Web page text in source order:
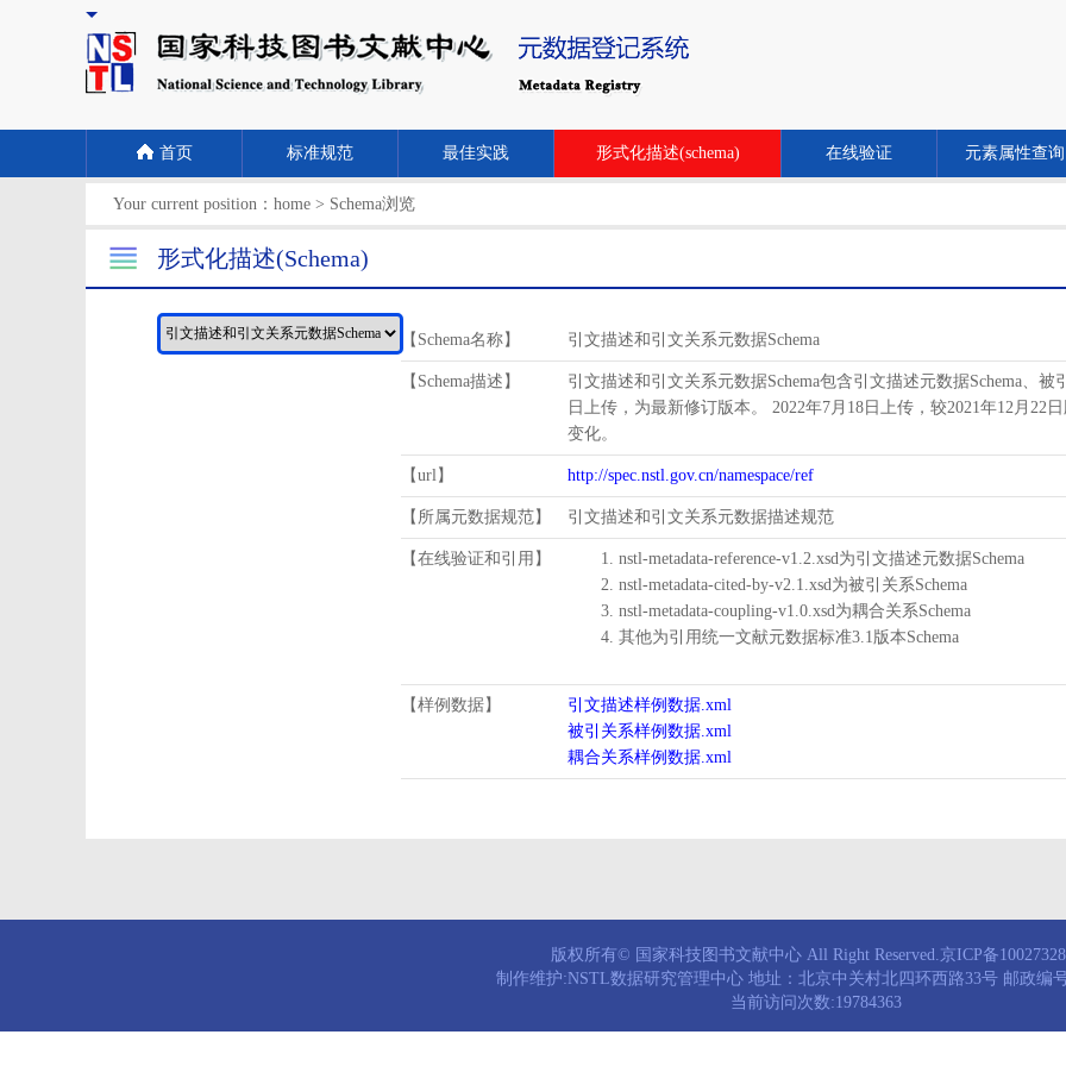
首页 标准规范 最佳实践 形式化描述(schema) 在线验证 元素属性查询
Your current position： home > Schema浏览
形式化描述(Schema)
【Schema名称】 引文描述和引文关系元数据Schema
【Schema描述】
引文描述和引文关系元数据Schema包含引文描述元数据Schema、被
日上传，为最新修订版本。 2022年7月18日上传，较2021年12月22
变化。
【url】 http://spec.nstl.gov.cn/namespace/ref
【所属元数据规范】 引文描述和引文关系元数据描述规范
【在线验证和引用】
1. nstl-metadata-reference-v1.2.xsd为引文描述元数据Schema
2. nstl-metadata-cited-by-v2.1.xsd为被引关系Schema
3. nstl-metadata-coupling-v1.0.xsd为耦合关系Schema
4. 其他为引用统一文献元数据标准3.1版本Schema
【样例数据】
引文描述样例数据.xml
被引关系样例数据.xml
耦合关系样例数据.xml
版权所有© 国家科技图书文献中心 All Right Reserved.京ICP备
制作维护:NSTL数据研究管理中心 地址：北京中关村北四环西路33号 邮政编
当前访问次数:19784363